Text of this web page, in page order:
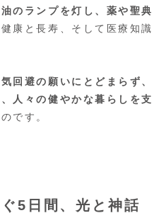
のランプを灯し、薬や聖典
康と長寿、そして医療知識
回避の願いにとどまらず、
人々の健やかな暮らしを支
です。
5日間、光と神話